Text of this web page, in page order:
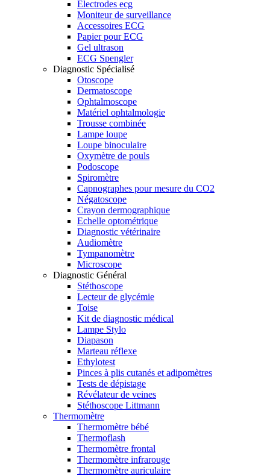
Electrodes ecg
Moniteur de surveillance
Accessoires ECG
Papier pour ECG
Gel ultrason
ECG Spengler
Diagnostic Spécialisé
Otoscope
Dermatoscope
Ophtalmoscope
Matériel ophtalmologie
Trousse combinée
Lampe loupe
Loupe binoculaire
Oxymètre de pouls
Podoscope
Spiromètre
Capnographes pour mesure du CO2
Négatoscope
Crayon dermographique
Echelle optométrique
Diagnostic vétérinaire
Audiomètre
Tympanomètre
Microscope
Diagnostic Général
Stéthoscope
Lecteur de glycémie
Toise
Kit de diagnostic médical
Lampe Stylo
Diapason
Marteau réflexe
Ethylotest
Pinces à plis cutanés et adipomètres
Tests de dépistage
Révélateur de veines
Stéthoscope Littmann
Thermomètre
Thermomètre bébé
Thermoflash
Thermomètre frontal
Thermomètre infrarouge
Thermomètre auriculaire